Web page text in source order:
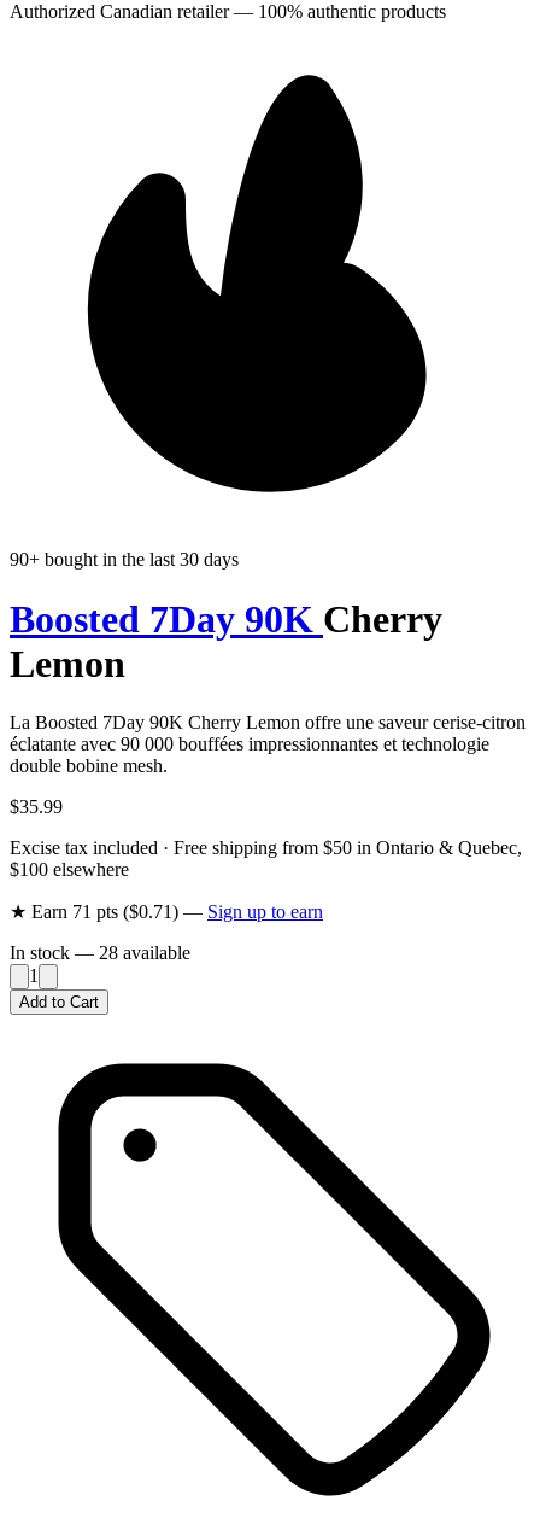
Authorized Canadian retailer — 100% authentic products
90+ bought in the last 30 days
Boosted 7Day 90K Cherry
Lemon
La Boosted 7Day 90K Cherry Lemon offre une saveur cerise-citron
éclatante avec 90 000 bouffées impressionnantes et technologie
double bobine mesh.
$35.99
Excise tax included · Free shipping from $50 in Ontario & Quebec,
$100 elsewhere
★ Earn 71 pts ($0.71) — Sign up to earn
In stock — 28 available
1
Add to Cart